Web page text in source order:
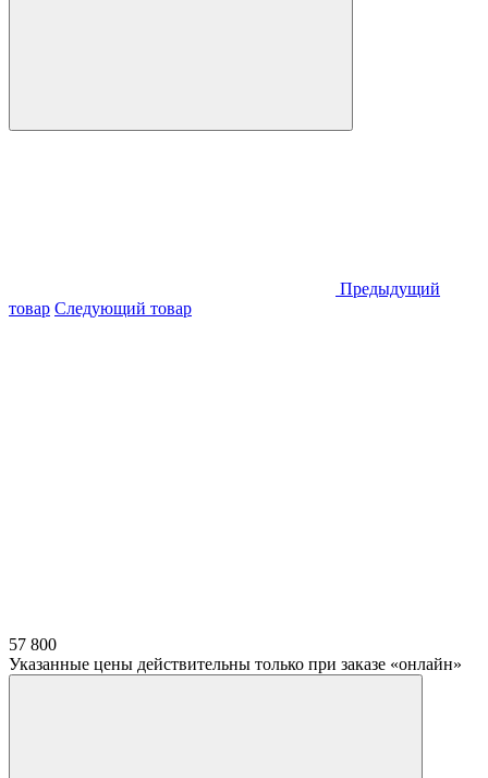
Предыдущий
товар Следующий товар
57 800
Указанные цены действительны только при заказе «онлайн»